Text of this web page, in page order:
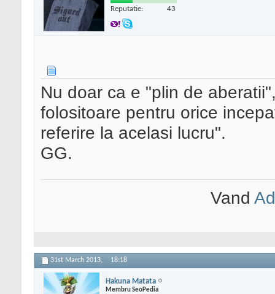
Reputatie: 43
Nu doar ca e "plin de
folositoare pentru orice
referire la acelasi lucru".
GG.
Vand
31st March 2013, 18:18
Hakuna Matata
Membru SeoPedia